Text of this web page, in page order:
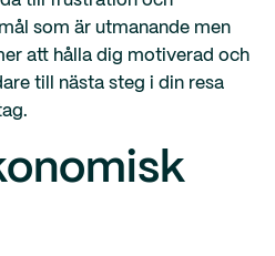
som är utmanande men
att hålla dig motiverad och
till nästa steg i din resa